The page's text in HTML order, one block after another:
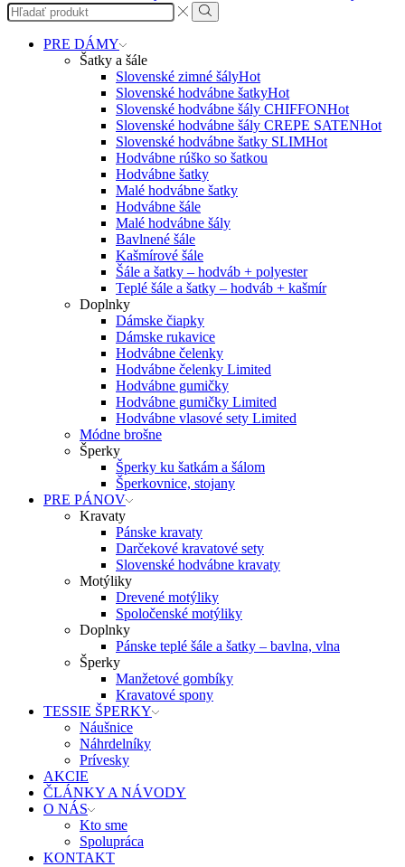
Search
input
Search
PRE DÁMY
Šatky a šále
Slovenské zimné šályHot
Slovenské hodvábne šatkyHot
Slovenské hodvábne šály CHIFFONHot
Slovenské hodvábne šály CREPE SATENHot
Slovenské hodvábne šatky SLIMHot
Hodvábne rúško so šatkou
Hodvábne šatky
Malé hodvábne šatky
Hodvábne šále
Malé hodvábne šály
Bavlnené šále
Kašmírové šále
Šále a šatky – hodváb + polyester
Teplé šále a šatky – hodváb + kašmír
Doplnky
Dámske čiapky
Dámske rukavice
Hodvábne čelenky
Hodvábne čelenky Limited
Hodvábne gumičky
Hodvábne gumičky Limited
Hodvábne vlasové sety Limited
Módne brošne
Šperky
Šperky ku šatkám a šálom
Šperkovnice, stojany
PRE PÁNOV
Kravaty
Pánske kravaty
Darčekové kravatové sety
Slovenské hodvábne kravaty
Motýliky
Drevené motýliky
Spoločenské motýliky
Doplnky
Pánske teplé šále a šatky – bavlna, vlna
Šperky
Manžetové gombíky
Kravatové spony
TESSIE ŠPERKY
Náušnice
Náhrdelníky
Prívesky
AKCIE
ČLÁNKY A NÁVODY
O NÁS
Kto sme
Spolupráca
KONTAKT